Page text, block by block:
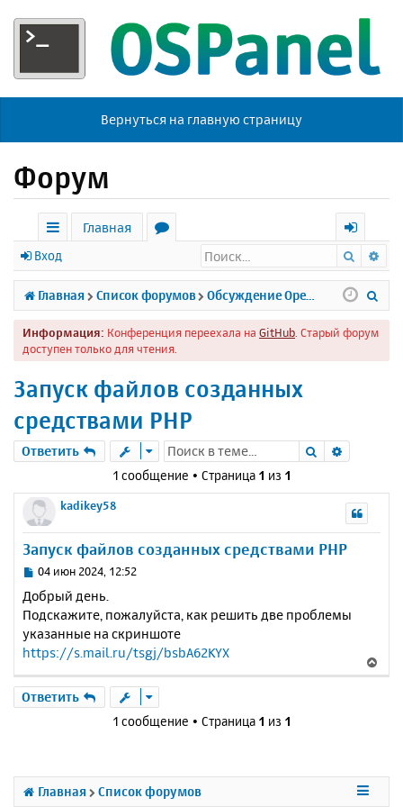
Вернуться на главную страницу
Форум
с
ы
л
к
Главная
р
у
м
х
о
д
Вход Поиск
Главная Список форумов
Информация: Конференция переехала на GitHub . Старый форум
доступен только для чтения.
Запуск файлов созданных
средствами PHP
Ответить Поиск
1 сообщение • Страница 1 из 1
kadikey58
Запуск файлов созданных средствами PHP
С
о
б
щ
е
и
е
04 июн 2024, 12:52
Добрый день.
Подскажите, пожалуйста, как решить две проблемы
указанные на скриншоте
https://s.mail.ru/tsgj/bsbA62KYX
е
с
Ответить
1 сообщение • Страница 1 из 1
Главная Список форумов